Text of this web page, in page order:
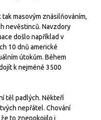
masovým znásilňováním,
nevěstinců. Navzdory
došlo například v
10 dnů americké
útokům. Během
k nejméně 3500
těl padlých. Někteří
nepřátel. Chování
to znepokojilo i